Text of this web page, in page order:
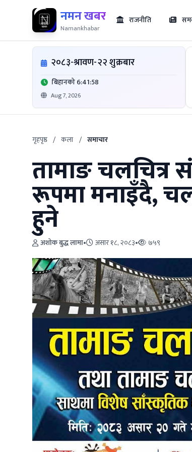
नमन खबर
Namankhabar
राजनीति
२०८३-श्रावण-२२ शुक्रबार
बिहानको 6:41:59
Aug 7, 2026
गृहपृष्ठ / कला / समाचार
​तामाङ चलचित्र
रूपमा मनाइँदै,
हुने
अशोक बुद्ध लामा• असार १८, २०८३• ७५९